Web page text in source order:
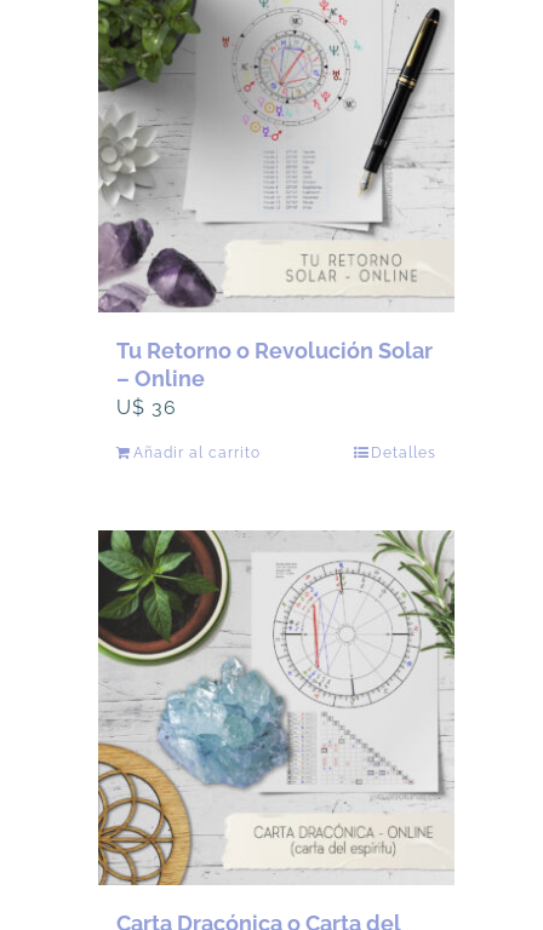
Tu Retorno o Revolución Solar
– Online
U$ 36
Añadir al carrito Detalles
Carta Dracónica o Carta del